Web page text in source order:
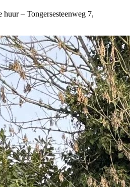
huur – Tongersesteenweg 7,